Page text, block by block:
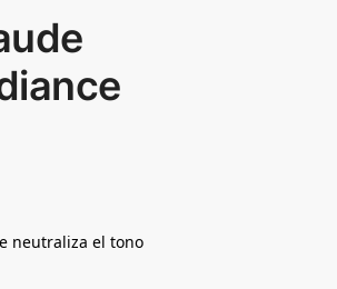
neutraliza el tono